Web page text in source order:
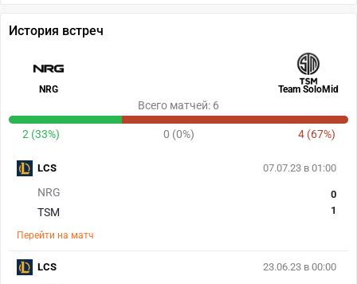
История встреч
NRG Team SoloMid
Всего матчей: 6
2 (33%) 0 (0%) 4 (67%)
07.07.23 в 01:00
NRG
TSM
0
1
Перейти на матч
LCS
23.06.23 в 00:00
LCS